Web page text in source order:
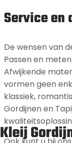
Kleij
Service en
De wensen van
Passen en
Afwijkende
vormen geen
klassiek,
Gordijnen en